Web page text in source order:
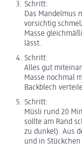
Schritt:
Das Mandelmus
vorsichtig
Masse
lässt.
Schritt:
Alles gut
Masse nochmal
Backblech
Schritt:
Müsli rund 20
sollte am Rand
zu dunkel). Aus
und in